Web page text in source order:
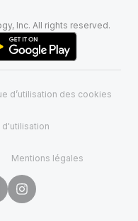
Inc. All rights reserved.
d’utilisation des cookies
Mentions légales